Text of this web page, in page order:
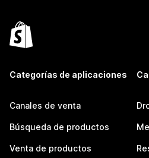
Categorías de aplicaciones
Canales de venta
Búsqueda de productos
Venta de productos